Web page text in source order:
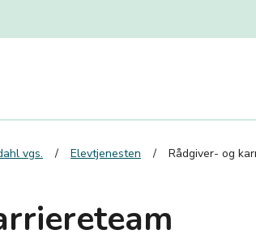
vgs. Elevtjenesten Rådgiver- og